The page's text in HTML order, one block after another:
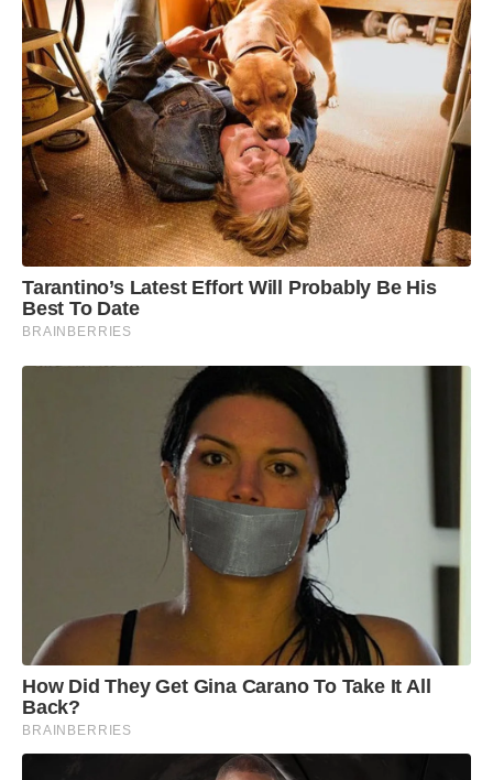
Tarantino’s Latest Effort Will Probably Be His
Best To Date
BRAINBERRIES
How Did They Get Gina Carano To Take It All
Back?
BRAINBERRIES